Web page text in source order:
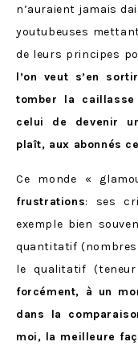
n’auraient jamais
youtubeuses
de leurs principes
l’on veut s’en
tomber la
celui de devenir
plaît, aux abonnés
Ce monde «
frustrations: ses
exemple bien
quantitatif (nombres
le qualitatif
forcément, à un
dans la
moi, la meilleure